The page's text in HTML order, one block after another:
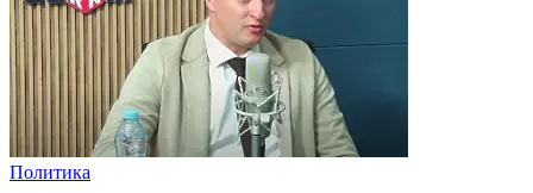
Политика